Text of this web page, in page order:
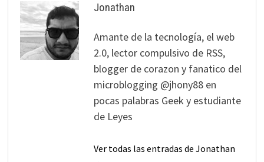
Jonathan
Amante de la tecnología, el web
2.0, lector compulsivo de RSS,
blogger de corazon y fanatico del
microblogging @jhony88 en
pocas palabras Geek y estudiante
de Leyes
Ver todas las entradas de Jonathan